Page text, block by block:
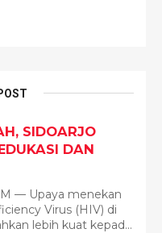
SIDOARJO
DAN
— Upaya menekan
Virus (HIV) di
lebih kuat kepad...